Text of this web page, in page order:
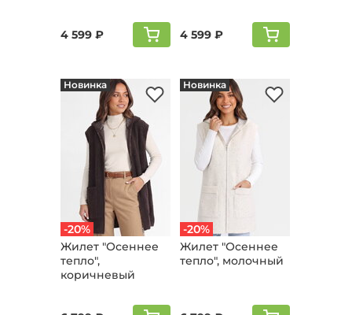
4 599 ₽ 4 599 ₽
-20%
Новинка
Жилет "Осеннее
тепло",
коричневый
-20%
Новинка
Жилет "Осеннее
тепло", молочный